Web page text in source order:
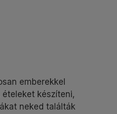
emberekkel
készíteni,
neked találták